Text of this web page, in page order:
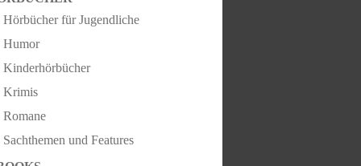
Hörbücher für Jugendliche
Humor
Kinderhörbücher
Krimis
Romane
Sachthemen und Features